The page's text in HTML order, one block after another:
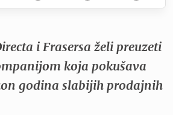
i Frasersa želi preuzeti
koja pokušava
godina slabijih prodajnih